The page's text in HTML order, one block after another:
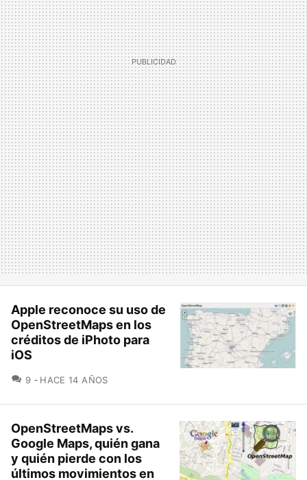
Apple reconoce su uso de
OpenStreetMaps en los
créditos de iPhoto para
iOS
9 COMENTARIOS
HACE 14 AÑOS
OpenStreetMaps vs.
Google Maps, quién gana
y quién pierde con los
últimos movimientos en